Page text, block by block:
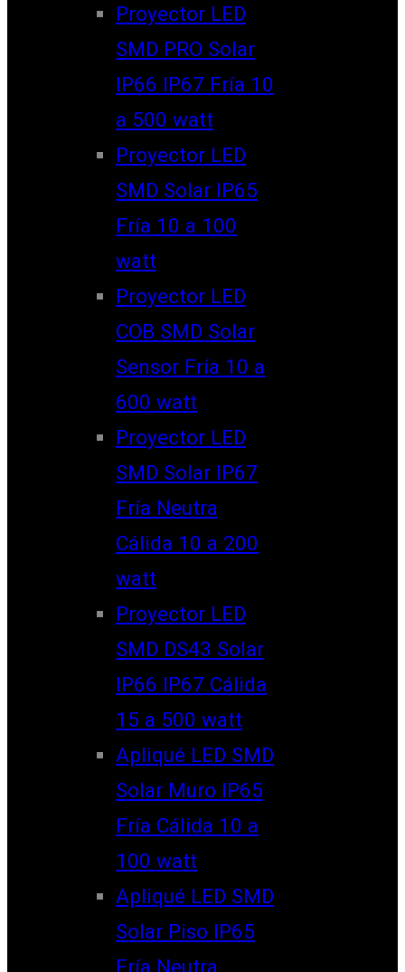
Proyector LED
SMD PRO Solar
IP66 IP67 Fría 10
a 500 watt
Proyector LED
SMD Solar IP65
Fría 10 a 100
watt
Proyector LED
COB SMD Solar
Sensor Fría 10 a
600 watt
Proyector LED
SMD Solar IP67
Fría Neutra
Cálida 10 a 200
watt
Proyector LED
SMD DS43 Solar
IP66 IP67 Cálida
15 a 500 watt
Apliqué LED SMD
Solar Muro IP65
Fría Cálida 10 a
100 watt
Apliqué LED SMD
Solar Piso IP65
Fría Neutra